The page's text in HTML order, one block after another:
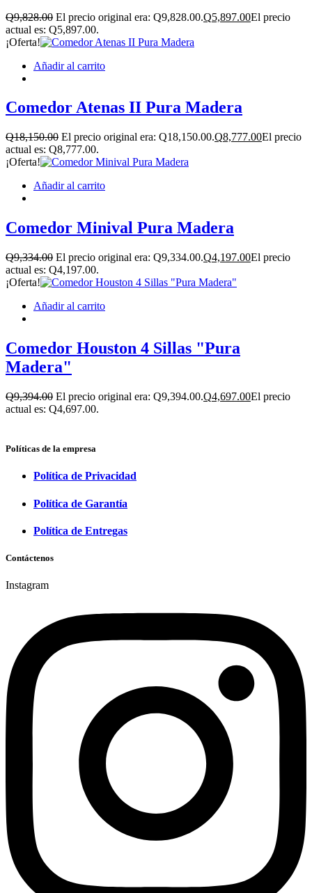
Q9,828.00 El precio original era: Q9,828.00.Q5,897.00El precio
actual es: Q5,897.00.
¡Oferta!
Añadir al carrito
Comedor Atenas II Pura Madera
Q18,150.00 El precio original era: Q18,150.00.Q8,777.00El precio
actual es: Q8,777.00.
¡Oferta!
Añadir al carrito
Comedor Minival Pura Madera
Q9,334.00 El precio original era: Q9,334.00.Q4,197.00El precio
actual es: Q4,197.00.
¡Oferta!
Añadir al carrito
Comedor Houston 4 Sillas "Pura
Madera"
Q9,394.00 El precio original era: Q9,394.00.Q4,697.00El precio
actual es: Q4,697.00.
Políticas de la empresa
Política de Privacidad
Política de Garantía
Política de Entregas
Contáctenos
Instagram